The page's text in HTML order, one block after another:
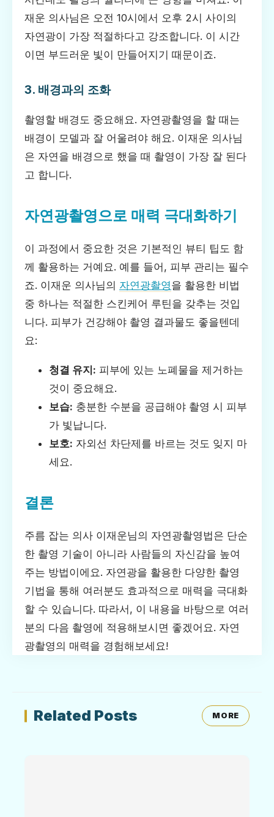
재운 의사님은 오전 10시에서 오후 2시 사이의
자연광이 가장 적절하다고 강조합니다. 이 시간
이면 부드러운 빛이 만들어지기 때문이죠.
3. 배경과의 조화
촬영할 배경도 중요해요. 자연광촬영을 할 때는
배경이 모델과 잘 어울려야 해요. 이재운 의사님
은 자연을 배경으로 했을 때 촬영이 가장 잘 된다
고 합니다.
자연광촬영으로 매력 극대화하기
이 과정에서 중요한 것은 기본적인 뷰티 팁도 함
께 활용하는 거예요. 예를 들어, 피부 관리는 필수
죠. 이재운 의사님의 자연광촬영을 활용한 비법
중 하나는 적절한 스킨케어 루틴을 갖추는 것입
니다. 피부가 건강해야 촬영 결과물도 좋을텐데
요:
청결 유지: 피부에 있는 노폐물을 제거하는
것이 중요해요.
보습: 충분한 수분을 공급해야 촬영 시 피부
가 빛납니다.
보호: 자외선 차단제를 바르는 것도 잊지 마
세요.
결론
주름 잡는 의사 이재운님의 자연광촬영법은 단순
한 촬영 기술이 아니라 사람들의 자신감을 높여
주는 방법이에요. 자연광을 활용한 다양한 촬영
기법을 통해 여러분도 효과적으로 매력을 극대화
할 수 있습니다. 따라서, 이 내용을 바탕으로 여러
분의 다음 촬영에 적용해보시면 좋겠어요. 자연
광촬영의 매력을 경험해보세요!
Related Posts MORE